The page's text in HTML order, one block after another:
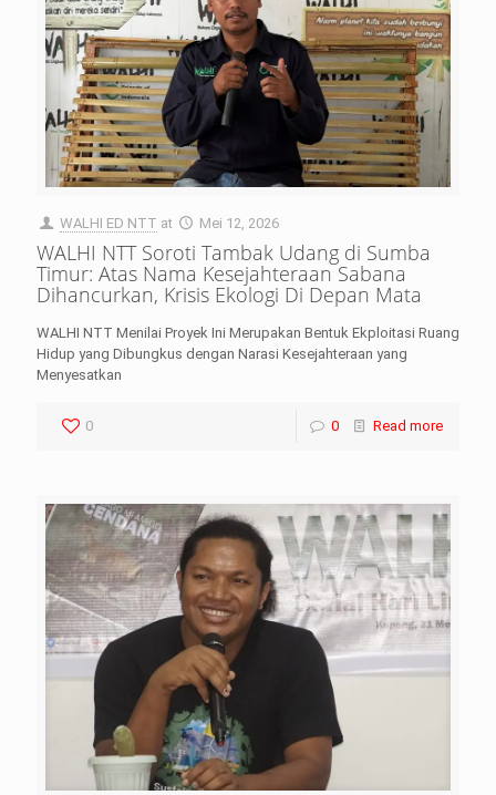
WALHI ED NTT at Mei 12, 2026
WALHI NTT Soroti Tambak Udang di Sumba
Timur: Atas Nama Kesejahteraan Sabana
Dihancurkan, Krisis Ekologi Di Depan Mata
WALHI NTT Menilai Proyek Ini Merupakan Bentuk Ekploitasi Ruang
Hidup yang Dibungkus dengan Narasi Kesejahteraan yang
Menyesatkan
0 0 Read more